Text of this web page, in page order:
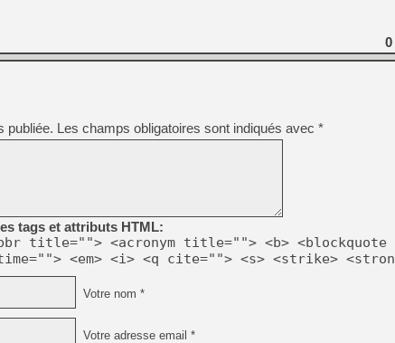
[LS] [PS5] ps5-y2jb-
[GK] Pourquoi Marvel
[GK] Test : Restory : Chill
[GK] GTA 6 : Rockstar
[GK] Hot Wheels Infinite
[GK] Mémoire cash -
[GK] Résultats Nintendo :
[GK] Déjà des
[Mo5] Brickboy cherche à
[GK] Minecraft et ses «
[GK] Beast of
[GK] Ubisoft : fin de partie
[GK] Mémoire cash -
[GK] Dan Houser (GTA)
[GK] Comment EA Sports
[GK] Crimson Moon : un
[GK] Isle of Reveries : le
[GK] Moonlighter 2 : The
[GK] Capcom relance
0
publiée. Les champs obligatoires sont indiqués avec *
tags et attributs HTML:
title=""> <acronym title=""> <b> <blockquote
<em> <i> <q cite=""> <s> <strike>
Votre nom *
Votre adresse email *